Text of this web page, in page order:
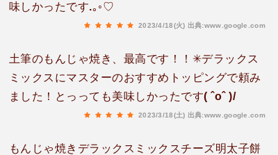
味しかったです.｡◦♡
2023/4/18(火) 出典:www.google.com
土筆のもんじゃ焼き、最高です！！✳︎デラックス
ミックスにマスターのおすすめトッピングで頼み
ました！とっっても美味しかったです( ˆoˆ )/
2023/3/18(土) 出典:www.google.com
もんじゃ焼きデラックスミックスチーズ明太子餅